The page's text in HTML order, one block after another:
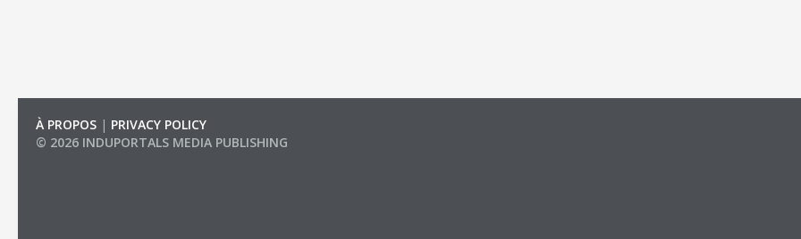
À PROPOS | PRIVACY POLICY
© 2026 INDUPORTALS MEDIA PUBLISHING